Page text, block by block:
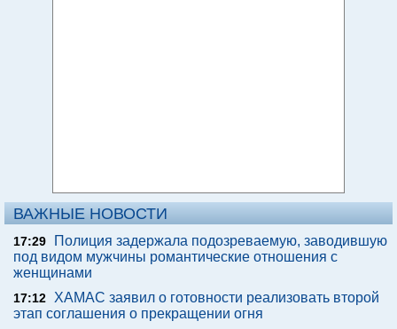
ВАЖНЫЕ НОВОСТИ
17:29
Полиция задержала подозреваемую, заводившую
под видом мужчины романтические отношения с
женщинами
17:12
ХАМАС заявил о готовности реализовать второй
этап соглашения о прекращении огня